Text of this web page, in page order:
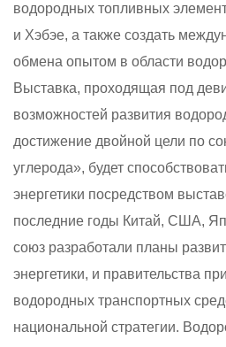
водородных топливных
и Хэбэе, а также создать
обмена опытом в области
Выставка, проходящая под
возможностей развития
достижение двойной цели по
углерода», будет
энергетики посредством
последние годы Китай, США,
союз разработали планы
энергетики, и правительства
водородных транспортных
национальной стратегии.